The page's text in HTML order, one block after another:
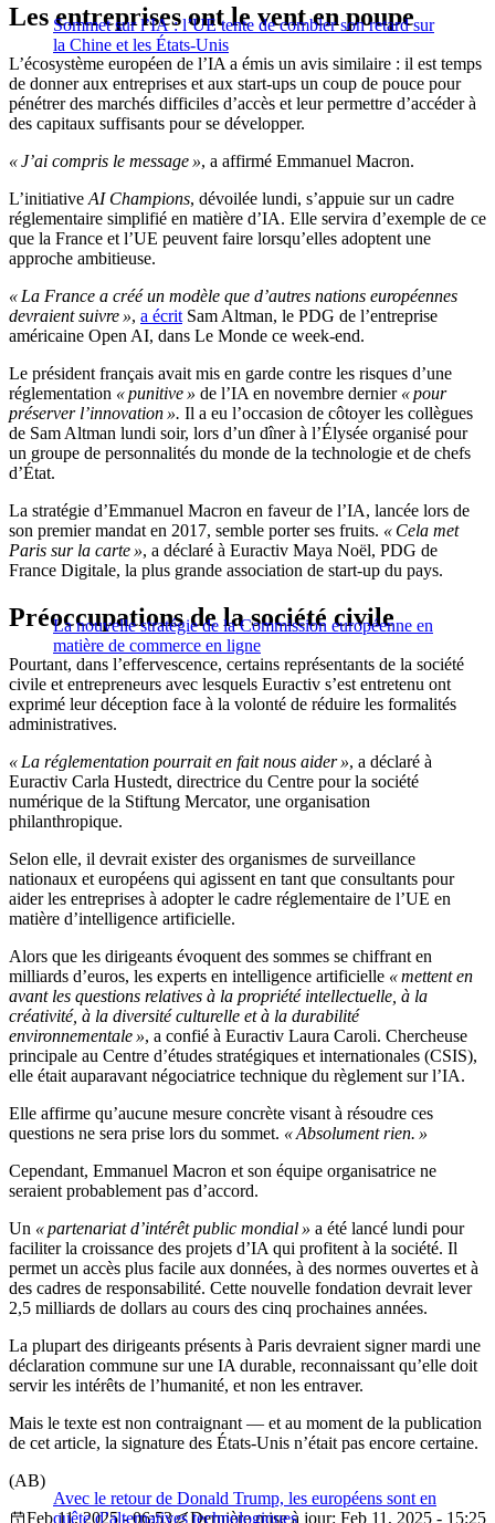
Sommet sur l’IA : l’UE tente de combler son retard sur
la Chine et les États-Unis
Les entreprises ont le vent en poupe
L’écosystème européen de l’IA a émis un avis similaire : il est temps
de donner aux entreprises et aux start-ups un coup de pouce pour
pénétrer des marchés difficiles d’accès et leur permettre d’accéder à
des capitaux suffisants pour se développer.
« J’ai compris le message », a affirmé Emmanuel Macron.
L’initiative AI Champions, dévoilée lundi, s’appuie sur un cadre
réglementaire simplifié en matière d’IA. Elle servira d’exemple de ce
que la France et l’UE peuvent faire lorsqu’elles adoptent une
approche ambitieuse.
« La France a créé un modèle que d’autres nations européennes
devraient suivre », a écrit Sam Altman, le PDG de l’entreprise
américaine Open AI, dans Le Monde ce week-end.
Le président français avait mis en garde contre les risques d’une
réglementation « punitive » de l’IA en novembre dernier« pour
préserver l’innovation ». Il a eu l’occasion de côtoyer les collègues
de Sam Altman lundi soir, lors d’un dîner à l’Élysée organisé pour
un groupe de personnalités du monde de la technologie et de chefs
d’État.
La stratégie d’Emmanuel Macron en faveur de l’IA, lancée lors de
son premier mandat en 2017, semble porter ses fruits. « Cela met
Paris sur la carte », a déclaré à Euractiv Maya Noël, PDG de
France Digitale, la plus grande association de start-up du pays.
La nouvelle stratégie de la Commission européenne en
matière de commerce en ligne
Préoccupations de la société civile
Pourtant, dans l’effervescence, certains représentants de la société
civile et entrepreneurs avec lesquels Euractiv s’est entretenu ont
exprimé leur déception face à la volonté de réduire les formalités
administratives.
« La réglementation pourrait en fait nous aider », a déclaré à
Euractiv Carla Hustedt, directrice du Centre pour la société
numérique de la Stiftung Mercator, une organisation
philanthropique.
Selon elle, il devrait exister des organismes de surveillance
nationaux et européens qui agissent en tant que consultants pour
aider les entreprises à adopter le cadre réglementaire de l’UE en
matière d’intelligence artificielle.
Alors que les dirigeants évoquent des sommes se chiffrant en
milliards d’euros, les experts en intelligence artificielle « mettent en
avant les questions relatives à la propriété intellectuelle, à la
créativité, à la diversité culturelle et à la durabilité
environnementale », a confié à Euractiv Laura Caroli. Chercheuse
principale au Centre d’études stratégiques et internationales (CSIS),
elle était auparavant négociatrice technique du règlement sur l’IA.
Elle affirme qu’aucune mesure concrète visant à résoudre ces
questions ne sera prise lors du sommet. « Absolument rien. »
Cependant, Emmanuel Macron et son équipe organisatrice ne
seraient probablement pas d’accord.
Un « partenariat d’intérêt public mondial » a été lancé lundi pour
faciliter la croissance des projets d’IA qui profitent à la société. Il
permet un accès plus facile aux données, à des normes ouvertes et à
des cadres de responsabilité. Cette nouvelle fondation devrait lever
2,5 milliards de dollars au cours des cinq prochaines années.
La plupart des dirigeants présents à Paris devraient signer mardi une
déclaration commune sur une IA durable, reconnaissant qu’elle doit
servir les intérêts de l’humanité, et non les entraver.
Mais le texte est non contraignant — et au moment de la publication
de cet article, la signature des États-Unis n’était pas encore certaine.
Avec le retour de Donald Trump, les européens sont en
quête d’alternatives technologiques
(AB)
Feb 11, 2025 - 06:53
Dernière mise à jour: Feb 11, 2025 - 15:25